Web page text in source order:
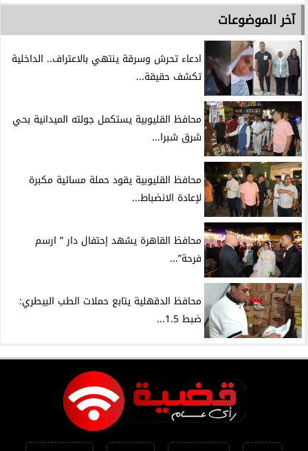
آخر الموضوعات
ادعاء تحرش وسرقة ينتهي بالاعتراف.. الداخلية
تكشف حقيقة...
محافظ القليوبية يستكمل جولته الميدانية بحي
شرق شبرا...
محافظ القليوبية يقود حملة مسائية مكبرة
لإعادة الانضباط...
محافظ القاهرة يشهد إحتفال دار ” ارسم
فرحة”...
محافظ الدقهلية يتابع حملات الطب البيطري:
ضبط 1.5...